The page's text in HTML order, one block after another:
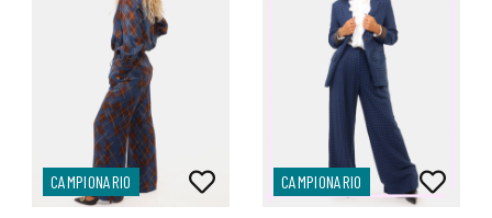
CAMPIONARIO CAMPIONARIO